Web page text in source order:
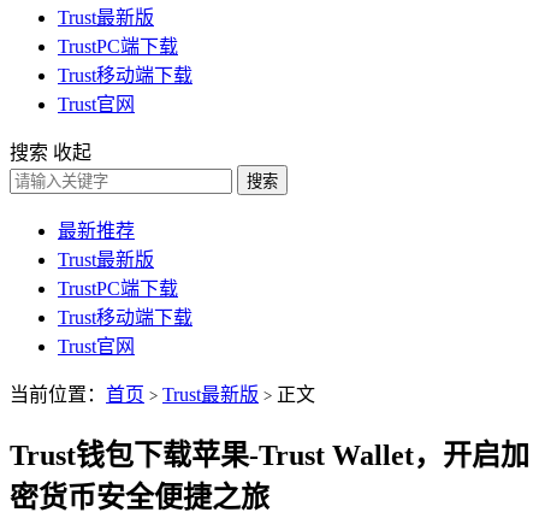
Trust最新版
TrustPC端下载
Trust移动端下载
Trust官网
搜索 收起
搜索
最新推荐
Trust最新版
TrustPC端下载
Trust移动端下载
Trust官网
当前位置： 首页 > Trust最新版 > 正文
Trust钱包下载苹果-Trust Wallet，开启加
密货币安全便捷之旅